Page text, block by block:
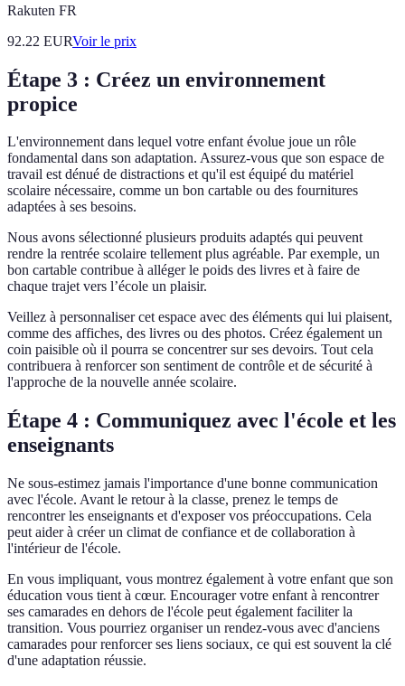
Rakuten FR
92.22 EURVoir le prix
Étape 3 : Créez un environnement
propice
L'environnement dans lequel votre enfant évolue joue un rôle
fondamental dans son adaptation. Assurez-vous que son espace de
travail est dénué de distractions et qu'il est équipé du matériel
scolaire nécessaire, comme un bon cartable ou des fournitures
adaptées à ses besoins.
Nous avons sélectionné plusieurs produits adaptés qui peuvent
rendre la rentrée scolaire tellement plus agréable. Par exemple, un
bon cartable contribue à alléger le poids des livres et à faire de
chaque trajet vers l’école un plaisir.
Veillez à personnaliser cet espace avec des éléments qui lui plaisent,
comme des affiches, des livres ou des photos. Créez également un
coin paisible où il pourra se concentrer sur ses devoirs. Tout cela
contribuera à renforcer son sentiment de contrôle et de sécurité à
l'approche de la nouvelle année scolaire.
Étape 4 : Communiquez avec l'école et les
enseignants
Ne sous-estimez jamais l'importance d'une bonne communication
avec l'école. Avant le retour à la classe, prenez le temps de
rencontrer les enseignants et d'exposer vos préoccupations. Cela
peut aider à créer un climat de confiance et de collaboration à
l'intérieur de l'école.
En vous impliquant, vous montrez également à votre enfant que son
éducation vous tient à cœur. Encourager votre enfant à rencontrer
ses camarades en dehors de l'école peut également faciliter la
transition. Vous pourriez organiser un rendez-vous avec d'anciens
camarades pour renforcer ses liens sociaux, ce qui est souvent la clé
d'une adaptation réussie.